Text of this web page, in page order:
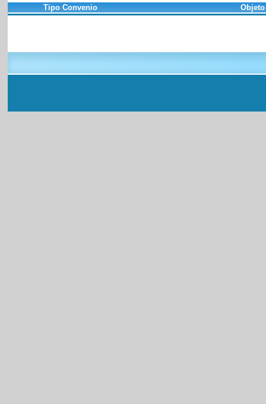
Tipo Convenio Objeto